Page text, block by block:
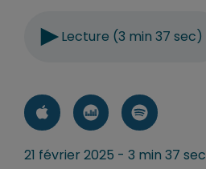
Lecture (3 min 37 sec)
21 février 2025 - 3 min 37 sec